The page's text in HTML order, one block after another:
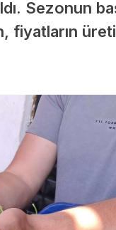
Sezonun
fiyatların